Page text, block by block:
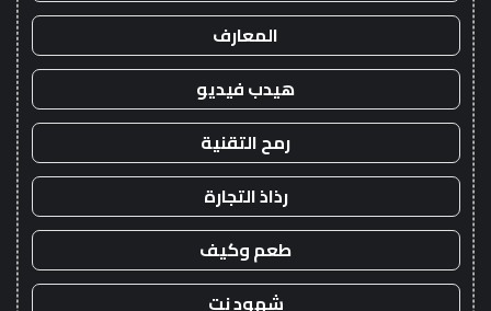
المعارف
هيدب فيديو
رمح التقنية
رذاذ التجارة
طعم وكيف
شهود نت